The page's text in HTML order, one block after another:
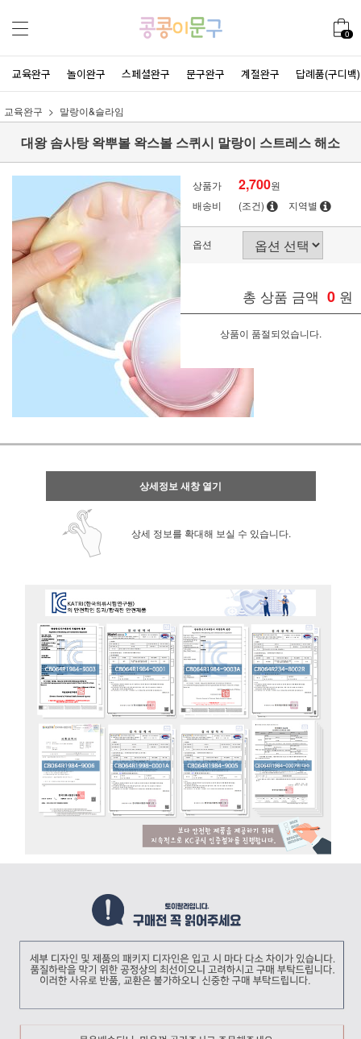
0
교육완구 놀이완구 스페셜완구 문구완구 계절완구 답례품(구디백)
교육완구 말랑이&슬라임
대왕 솜사탕 왁뿌볼 왁스볼 스퀴시 말랑이 스트레스 해소
상품가 2,700원
배송비
(조건) 지역별
옵션
총 상품 금액 0 원
상품이 품절되었습니다.
상세정보 새창 열기
상세 정보를 확대해 보실 수 있습니다.